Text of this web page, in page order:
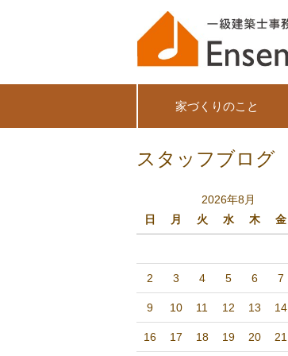
家づくりのこと
スタッフブログ
2026年8月
日
月 火 水 木 金
2 3 4 5 6 7
9 10 11 12 13 14
16 17 18 19 20 21